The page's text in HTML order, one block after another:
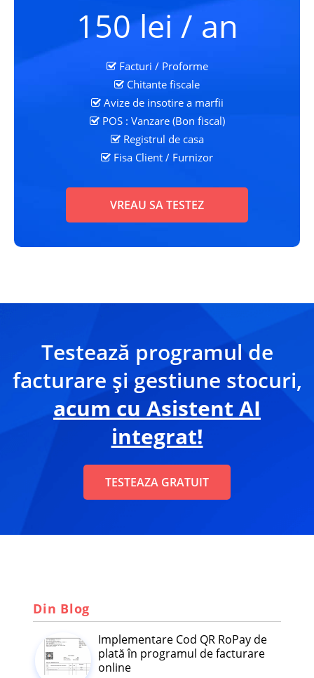
150 lei / an
Facturi / Proforme
Chitante fiscale
Avize de insotire a marfii
POS : Vanzare (Bon fiscal)
Registrul de casa
Fisa Client / Furnizor
VREAU SA TESTEZ
Testează programul de
facturare și gestiune stocuri,
acum cu Asistent AI
integrat!
TESTEAZA GRATUIT
Din Blog
Implementare Cod QR RoPay de
plată în programul de facturare
online